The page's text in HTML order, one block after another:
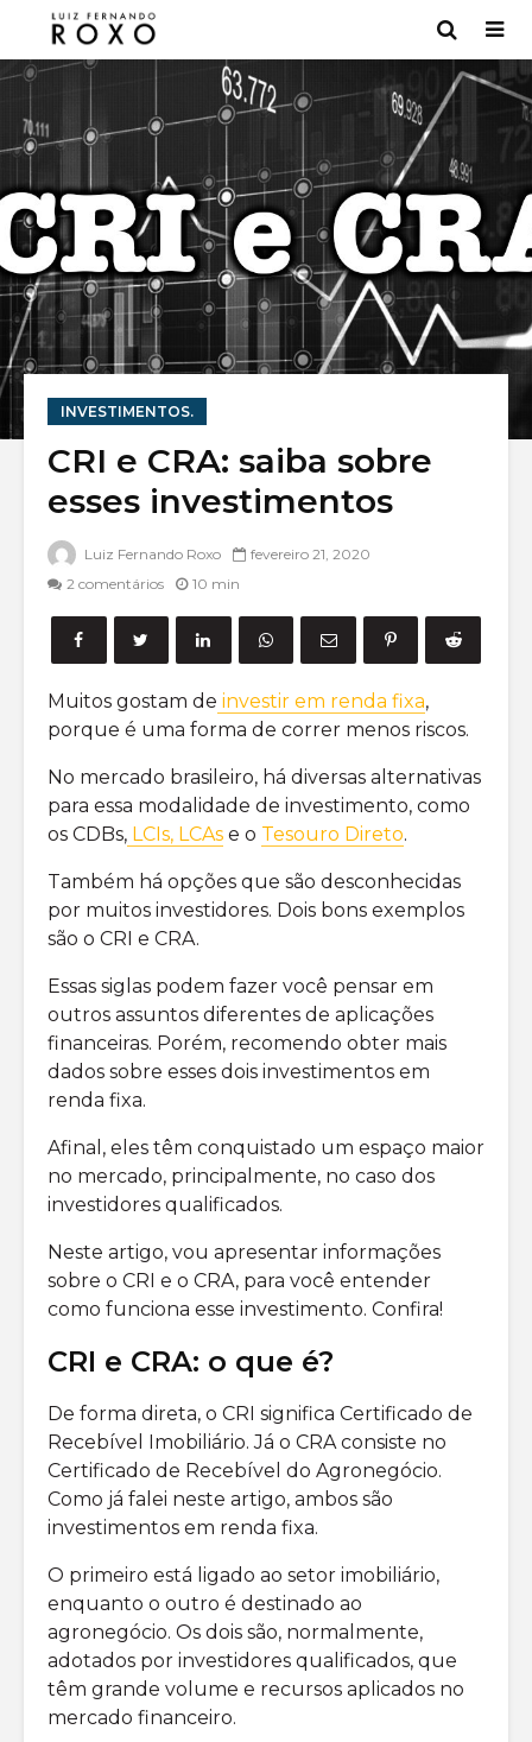
INVESTIMENTOS.
CRI e CRA: saiba sobre
esses investimentos
Luiz Fernando Roxo
fevereiro 21, 2020
2 comentários
10 min
Muitos gostam de investir em renda fixa,
porque é uma forma de correr menos riscos.
No mercado brasileiro, há diversas alternativas
para essa modalidade de investimento, como
os CDBs, LCIs, LCAs e o Tesouro Direto.
Também há opções que são desconhecidas
por muitos investidores. Dois bons exemplos
são o CRI e CRA.
Essas siglas podem fazer você pensar em
outros assuntos diferentes de aplicações
financeiras. Porém, recomendo obter mais
dados sobre esses dois investimentos em
renda fixa.
Afinal, eles têm conquistado um espaço maior
no mercado, principalmente, no caso dos
investidores qualificados.
Neste artigo, vou apresentar informações
sobre o CRI e o CRA, para você entender
como funciona esse investimento. Confira!
CRI e CRA: o que é?
De forma direta, o CRI significa Certificado de
Recebível Imobiliário. Já o CRA consiste no
Certificado de Recebível do Agronegócio.
Como já falei neste artigo, ambos são
investimentos em renda fixa.
O primeiro está ligado ao setor imobiliário,
enquanto o outro é destinado ao
agronegócio. Os dois são, normalmente,
adotados por investidores qualificados, que
têm grande volume e recursos aplicados no
mercado financeiro.
Bancos digitais:
7 melhores [Lista
2022]
derivativos:
como funciona e
investir
proventos?
Entenda de uma
o que é
Implícita para o
mercado de
Opções?
Qual a melhor
qual é o risco do
mercado de
opções?
bolsa